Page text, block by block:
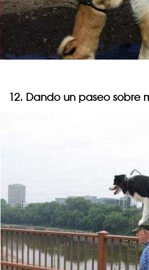
12. Dando un paseo sobre